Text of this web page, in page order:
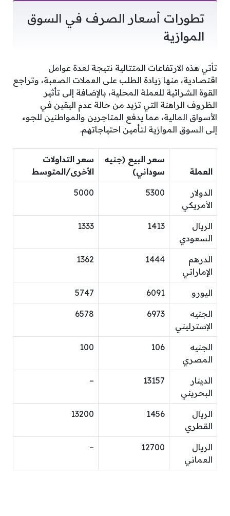
تطورات أسعار الصرف في السوق
الموازية
تأتي هذه الارتفاعات المتتالية نتيجة لعدة عوامل
اقتصادية، منها زيادة الطلب على العملات الصعبة، وتراجع
القوة الشرائية للعملة المحلية، بالإضافة إلى تأثير
الظروف الراهنة التي تزيد من حالة عدم اليقين في
الأسواق المالية، مما يدفع المتاجرين والمواطنين للجوء
إلى السوق الموازية لتأمين احتياجاتهم.
العملة
سعر البيع (جنيه
سوداني)
سعر التداولات
الأخرى/المتوسط
الدولار
الأمريكي
5300
5000
الريال
السعودي
1413
1333
الدرهم
الإماراتي
1444
1362
اليورو 6091
5747
الجنيه
الإسترليني
6973
6578
الجنيه
المصري
106
100
الدينار
البحريني
13157
–
الريال
القطري
1456
13200
الريال
العماني
12700
–